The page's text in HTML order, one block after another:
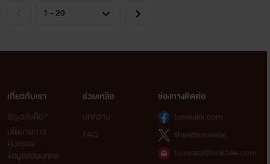
เกี่ยวกับเรา
ธัญวลัยคือ?
นโยบายการ
คุ้มครอง
ข้อมูลส่วนบุคคล
ช่วยเหลือ
บทความ
FAQ
ช่องทางติดต่อ
tunwalai.com
@webtunwalai
tunwalai@ookbee.com